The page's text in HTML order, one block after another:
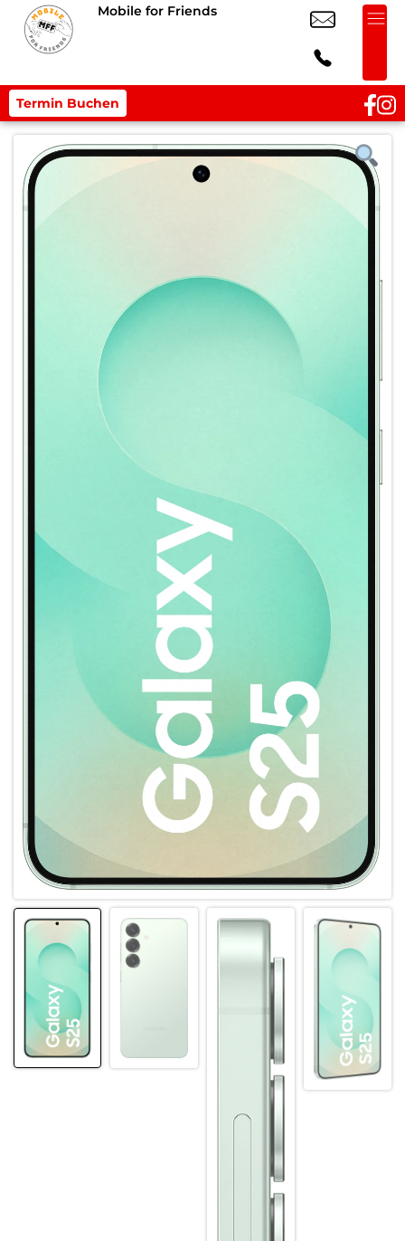
Mobile for Friends
Termin Buchen